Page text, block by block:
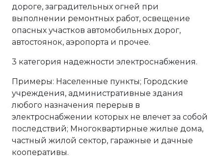
дороге, заградительных огней при
выполнении ремонтных работ, освещение
опасных участков автомобильных дорог,
автостоянок, аэропорта и прочее.
3 категория надежности электроснабжения.
Примеры: Населенные пункты; Городские
учреждения, административные здания
любого назначения перерыв в
электроснабжении которых не влечет за собой
последствий; Многоквартирные жилые дома,
частный жилой сектор, гаражные и дачные
кооперативы.